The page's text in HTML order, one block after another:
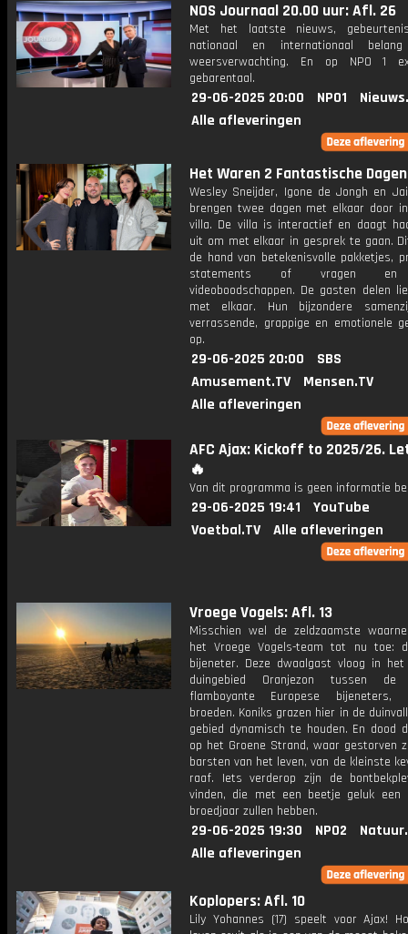
NOS Journaal 20.00 uur: Afl. 26
Met het laatste nieuws,
nationaal en internationaal
weersverwachting. En op NPO 1
gebarentaal.
29-06-2025 20:00 NPO1
Alle afleveringen
Het Waren 2 Fantastische Dagen
Wesley Sneijder, Igone de Jongh en
brengen twee dagen met elkaar door
villa. De villa is interactief en daagt
uit om met elkaar in gesprek te gaan.
de hand van betekenisvolle pakketjes,
statements of vragen en
videoboodschappen. De gasten delen
met elkaar. Hun bijzondere
verrassende, grappige en emotionele
op.
29-06-2025 20:00
SBS
Amusement.TV
Mensen.TV
Alle afleveringen
AFC Ajax: Kickoff to 2025/26.
🔥
Van dit programma is geen informatie
29-06-2025 19:41
YouTube
Voetbal.TV
Alle afleveringen
Vroege Vogels: Afl. 13
Misschien wel de zeldzaamste
het Vroege Vogels-team tot nu toe:
bijeneter. Deze dwaalgast vloog in het
duingebied Oranjezon tussen
flamboyante Europese
broeden. Koniks grazen hier in de
gebied dynamisch te houden. En dood
op het Groene Strand, waar gestorven
barsten van het leven, van de kleinste
raaf. Iets verderop zijn de
vinden, die met een beetje geluk een
broedjaar zullen hebben.
29-06-2025 19:30 NPO2
Alle afleveringen
Koplopers: Afl. 10
Lily Yohannes (17) speelt voor Ajax!